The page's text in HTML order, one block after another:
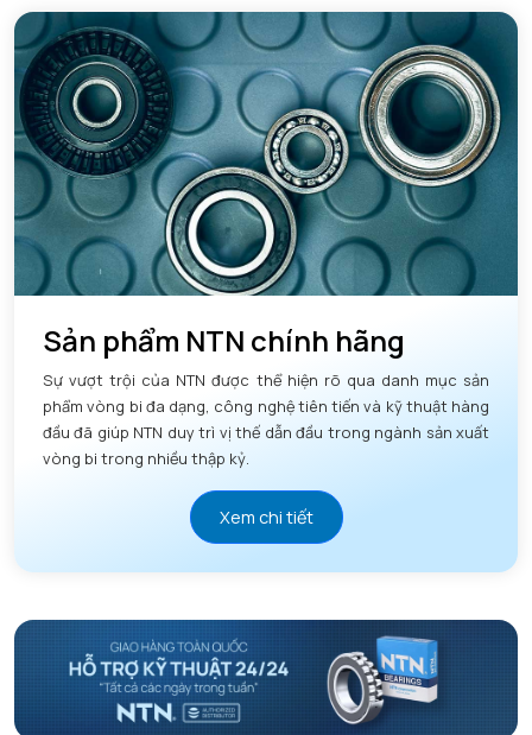
Sản phẩm NTN chính hãng
Sự vượt trội của NTN được thể hiện rõ qua danh mục sản
phẩm vòng bi đa dạng, công nghệ tiên tiến và kỹ thuật hàng
đầu đã giúp NTN duy trì vị thế dẫn đầu trong ngành sản xuất
vòng bi trong nhiều thập kỷ.
Xem chi tiết